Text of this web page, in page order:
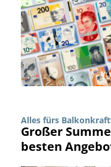
Alles fürs
Großer
besten